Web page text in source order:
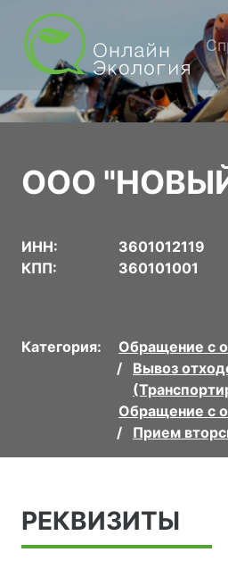
ООО
ИНН:
3601012119
КПП:
360101001
Категория:
Обращение с
Вывоз
Обращение с
Прием
РЕКВИЗИТЫ